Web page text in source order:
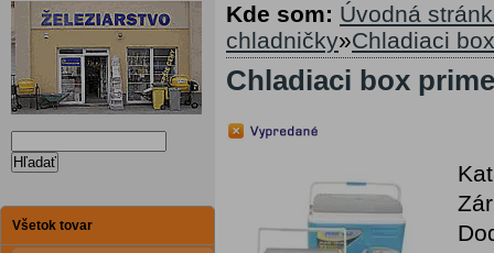
Hľadať
Všetok tovar
Kde som: Úvodná
chladničky»Chladiaci
Chladiaci box